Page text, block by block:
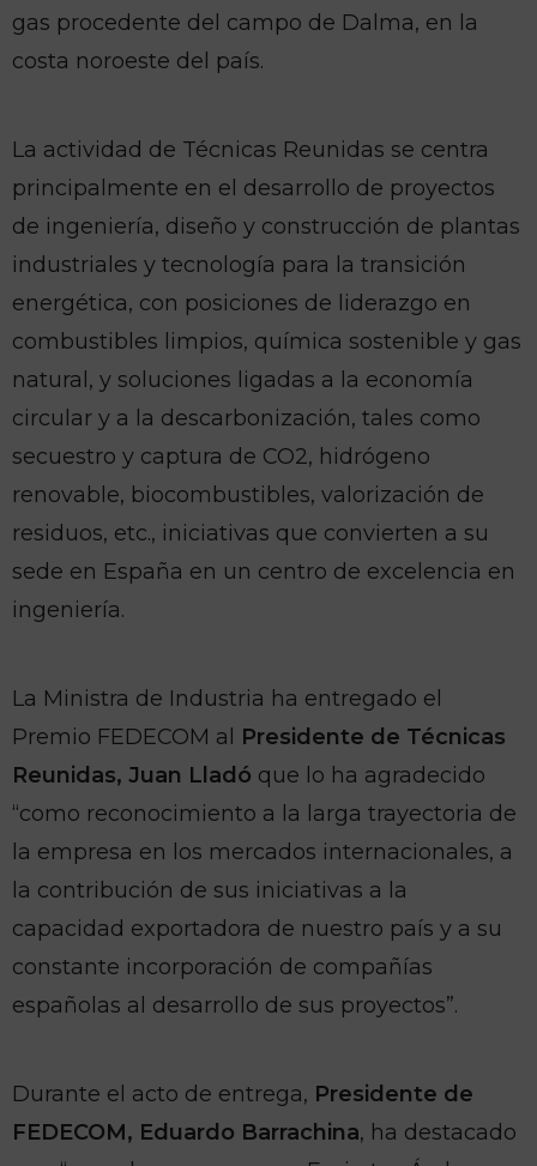
gas procedente del campo de Dalma, en la
costa noroeste del país.
La actividad de Técnicas Reunidas se centra
principalmente en el desarrollo de proyectos
de ingeniería, diseño y construcción de plantas
industriales y tecnología para la transición
energética, con posiciones de liderazgo en
combustibles limpios, química sostenible y gas
natural, y soluciones ligadas a la economía
circular y a la descarbonización, tales como
secuestro y captura de CO2, hidrógeno
renovable, biocombustibles, valorización de
residuos, etc., iniciativas que convierten a su
sede en España en un centro de excelencia en
ingeniería.
La Ministra de Industria ha entregado el
Premio FEDECOM al Presidente de Técnicas
Reunidas, Juan Lladó que lo ha agradecido
“como reconocimiento a la larga trayectoria de
la empresa en los mercados internacionales, a
la contribución de sus iniciativas a la
capacidad exportadora de nuestro país y a su
constante incorporación de compañías
españolas al desarrollo de sus proyectos”.
Durante el acto de entrega, Presidente de
FEDECOM, Eduardo Barrachina, ha destacado